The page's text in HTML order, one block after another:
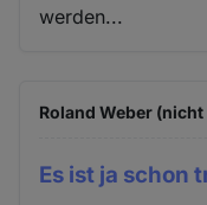
werden...
Roland Weber
Es ist ja schon